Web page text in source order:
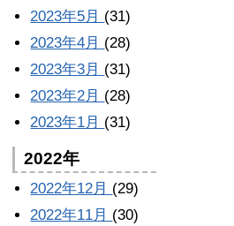
2023年5月 (31)
2023年4月 (28)
2023年3月 (31)
2023年2月 (28)
2023年1月 (31)
2022年
2022年12月 (29)
2022年11月 (30)